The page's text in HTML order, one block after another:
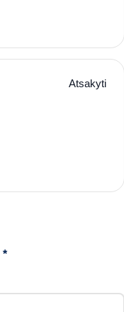
Atsakyti
*